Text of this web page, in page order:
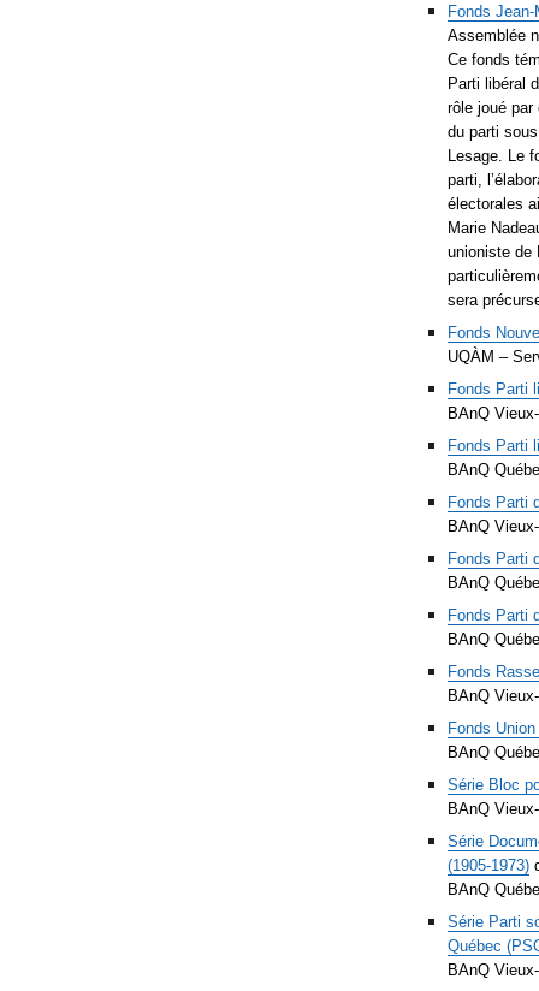
Fonds
Assemblée
Ce fonds
Parti libéral
rôle joué
du parti
Lesage. Le
parti,
électorales
Marie
unioniste de
sera
Fonds
UQÀM –
Fonds Parti
BAnQ
Fonds Parti
BAnQ
Fonds Parti
BAnQ
Fonds Parti
BAnQ
Fonds Parti
BAnQ
Fonds
BAnQ
Fonds
BAnQ
Série Bloc
BAnQ
Série
(1905-1973)
BAnQ
Série Parti
Québec
BAnQ